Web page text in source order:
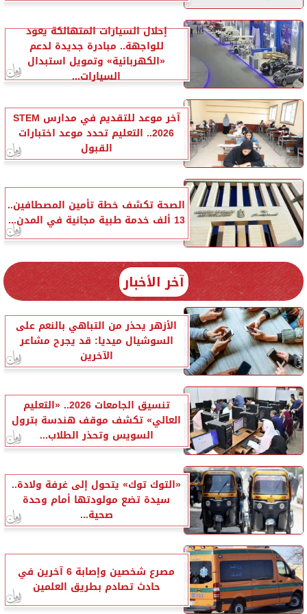
إحلال السيارات المتهالكة يعود
للواجهة.. مبادرة جديدة لدعم
«الكهربائية» وتمويل استبدال
السيارات...
آخر موعد للتقديم في مدارس STEM
2026.. التعليم تحدد موعد اختبارات
القبول
الصحة تكشف خطة تأمين المصطافين..
13 ألف خدمة طبية مجانية في المدن...
آخر الأخبار
الأزهر يحذر من التباهي بالنعم على
السوشيال ميديا: قد يجرح مشاعر
الآخرين
تنسيق الجامعات 2026.. «التعليم
العالي» تكشف موقف هندسة بترول
السويس وتحذر الطلاب...
«التوك توك» يتحول إلى غرفة ولادة..
سيدة تضع مولودتها أمام وحدة
صحية...
مصرع شخصين وإصابة 6 آخرين في
حادث تصادم بطريق العلمين